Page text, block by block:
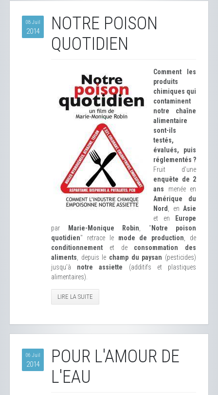
08 Juil
2014
NOTRE POISON
QUOTIDIEN
Comment les
produits
chimiques qui
contaminent
notre chaîne
alimentaire
sont-ils
testés,
évalués, puis
réglementés ?
Fruit d’une
enquête de 2
ans menée en
Amérique du
Nord
, en Asie
et en Europe
par
Marie-Monique Robin , " Notre poison
quotidien" retrace le mode de production , de
conditionnement et de consommation des
aliments , depuis le champ du paysan (pesticides)
jusqu’à notre assiette (additifs et plastiques
alimentaires).
LIRE LA SUITE
06 Juil
2014
POUR L'AMOUR DE
L'EAU